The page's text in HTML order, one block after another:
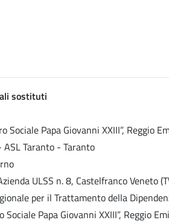
sostituti
Papa Giovanni XXIII”, Reggio
Taranto - Taranto
ULSS n. 8, Castelfranco Veneto
per il Trattamento della
Papa Giovanni XXIII”, Reggio